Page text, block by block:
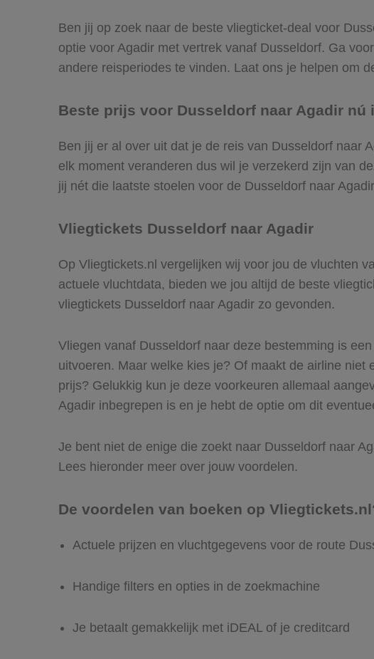
Ben jij op zoek naar de beste vliegticket-deal voor
optie voor Agadir met vertrek vanaf Dusseldorf. Ga
andere reisperiodes te vinden. Laat ons je helpen om
Beste prijs voor Dusseldorf naar Agadir nú
Ben jij er al over uit dat je de reis van Dusseldorf naar
elk moment veranderen dus wil je verzekerd zijn van
jij nét die laatste stoelen voor de Dusseldorf naar
Vliegtickets Dusseldorf naar Agadir
Op Vliegtickets.nl vergelijken wij voor jou de vluchten
actuele vluchtdata, bieden we jou altijd de beste
vliegtickets Dusseldorf naar Agadir zo gevonden.
Vliegen vanaf Dusseldorf naar deze bestemming is
uitvoeren. Maar welke kies je? Of maakt de airline
prijs? Gelukkig kun je deze voorkeuren allemaal
Agadir inbegrepen is en je hebt de optie om dit
Je bent niet de enige die zoekt naar Dusseldorf naar
Lees hieronder meer over jouw voordelen.
De voordelen van boeken op
Actuele prijzen en vluchtgegevens voor de route
Handige filters en opties in de zoekmachine
Je betaalt gemakkelijk met iDEAL of je creditcard